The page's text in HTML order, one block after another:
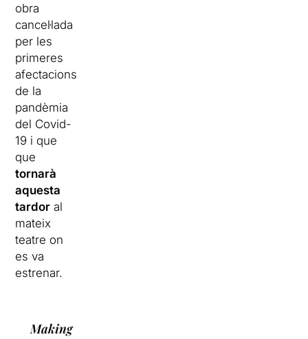
obra
cancel·lada
per les
primeres
afectacions
de la
pandèmia
del Covid-
19 i que
que
tornarà
aquesta
tardor al
mateix
teatre on
es va
estrenar.
Making